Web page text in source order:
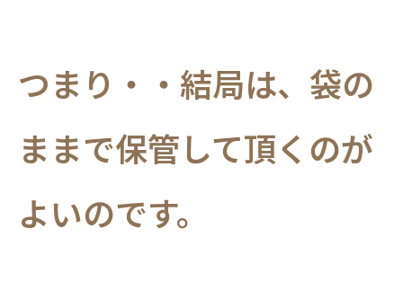
つまり・・結局は、袋の
ままで保管して頂くのが
よいのです。